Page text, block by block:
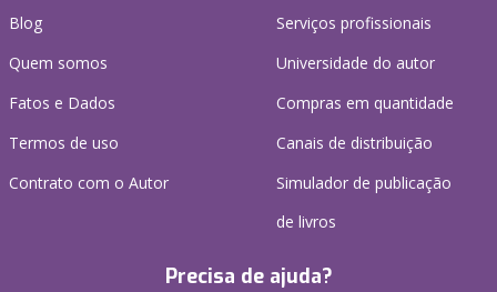
Blog
Quem somos
Fatos e Dados
Termos de uso
Contrato com o Autor
Serviços profissionais
Universidade do autor
Compras em quantidade
Canais de distribuição
Simulador de publicação
de livros
Precisa de ajuda?